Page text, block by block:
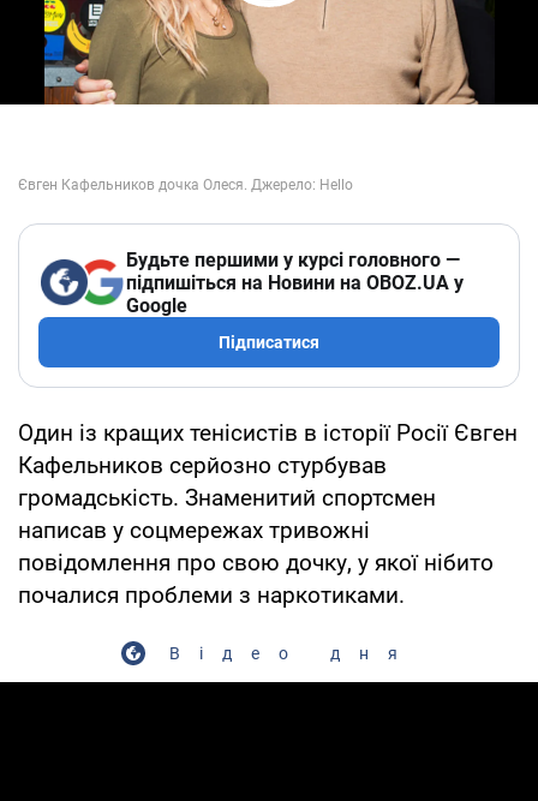
Будьте першими у курсі головного —
підпишіться на Новини на OBOZ.UA у
Google
Підписатися
Один із кращих тенісистів в історії Росії Євген
Кафельников серйозно стурбував
громадськість. Знаменитий спортсмен
написав у соцмережах тривожні
повідомлення про свою дочку, у якої нібито
почалися проблеми з наркотиками.
Відео дня